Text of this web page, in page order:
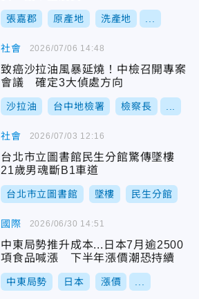
張嘉郡 原產地 洗產地
社會
致癌沙拉油風暴延燒！中檢召開專案
會議 確定3大偵處方向
沙拉油 台中地檢署 檢察長
2026/07/06 14:48
社會
台北市立圖書館民生分館驚傳墜樓
21歲男魂斷B1車道
台北市立圖書館 墜樓 民生分館
2026/07/03 12:16
國際
中東局勢推升成本...日本7月逾2500
項食品喊漲 下半年漲價潮恐持續
中東局勢 日本 漲價
2026/06/30 14:51